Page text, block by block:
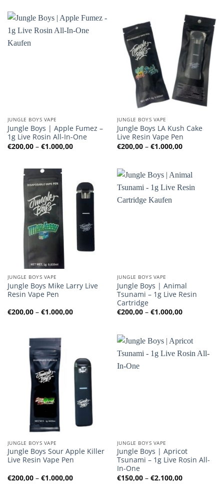
JUNGLE BOYS VAPE
Jungle Boys | Apple Fumez –
1g Live Rosin All-In-One
€200,00 – €1.000,00Preisspanne:
€200,00
JUNGLE BOYS VAPE
Jungle Boys LA Kush Cake
Live Resin Vape Pen
€200,00 – €1.000,00
€200,00
JUNGLE BOYS VAPE
Jungle Boys Mike Larry Live
Resin Vape Pen
€200,00 – €1.000,00Preisspanne:
JUNGLE BOYS VAPE
Jungle Boys | Animal
Tsunami – 1g Live Resin
Cartridge
€200,00 – €1.000,00
JUNGLE BOYS VAPE
Jungle Boys Sour Apple Killer
Live Resin Vape Pen
€200,00 – €1.000,00Preisspanne:
€200,00
JUNGLE BOYS VAPE
Jungle Boys | Apricot
Tsunami – 1g Live Rosin All-
In-One
€150,00 – €2.100,00
€150,00